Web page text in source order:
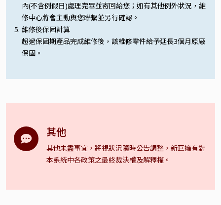
內(不含例假日)處理完畢並寄回給您；如有其他例外狀況，維
修中心將會主動與您聯繫並另行確認。
維修後保固計算
超過保固期產品完成維修後，該維修零件給予延長3個月原廠
保固。
其他
其他未盡事宜，將視狀況隨時公告調整，新巨擁有對
本系統中各政策之最終裁決權及解釋權。